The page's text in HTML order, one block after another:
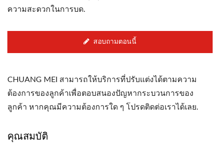
ความสะดวกในการบด.
สอบถามตอนนี้
CHUANG MEI สามารถให้บริการที่ปรับแต่งได้ตามความ
ต้องการของลูกค้าเพื่อตอบสนองปัญหากระบวนการของ
ลูกค้า หากคุณมีความต้องการใด ๆ โปรดติดต่อเราได้เลย.
คุณสมบัติ